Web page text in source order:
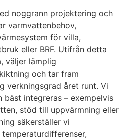
noggrann projektering och
varmvattenbehov,
för villa,
eller BRF. Utifrån detta
väljer lämplig
och tar fram
verkningsgrad året runt. Vi
bäst integreras – exempelvis
stöd till uppvärmning eller
säkerställer vi